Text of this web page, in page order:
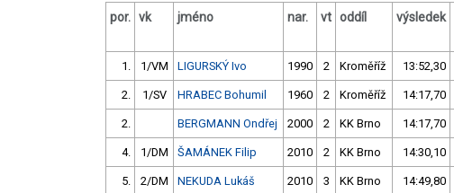
por. vk jméno nar. vt oddíl výsledek
1. 1/VM LIGURSKÝ Ivo 1990 2 Kroměříž 13:52,30
2. 1/SV HRABEC Bohumil 1960 2 Kroměříž 14:17,70
2. BERGMANN Ondřej 2000 2 KK Brno 14:17,70
4. 1/DM ŠAMÁNEK Filip 2010 2 KK Brno 14:30,10
5. 2/DM NEKUDA Lukáš 2010 3 KK Brno 14:49,80